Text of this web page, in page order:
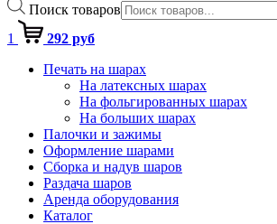
Поиск товаров
1
292 руб
Печать на шарах
На латексных шарах
На фольгированных шарах
На больших шарах
Палочки и зажимы
Оформление шарами
Сборка и надув шаров
Раздача шаров
Аренда оборудования
Каталог